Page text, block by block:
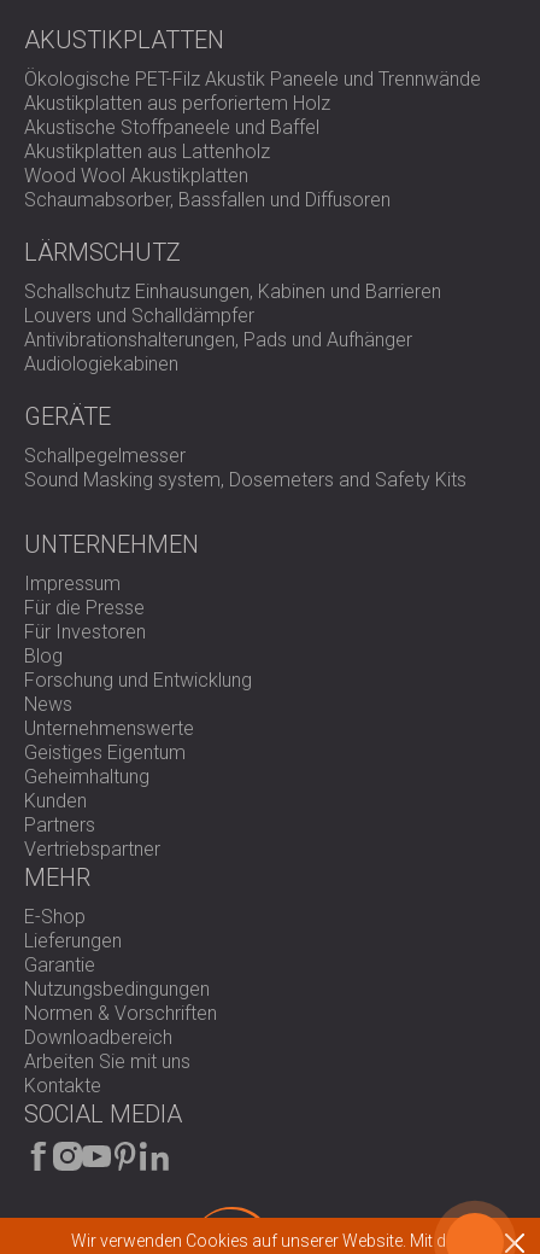
AKUSTIKPLATTEN
Ökologische PET-Filz Akustik Paneele und Trennwände
Akustikplatten aus perforiertem Holz
Akustische Stoffpaneele und Baffel
Akustikplatten aus Lattenholz
Wood Wool Akustikplatten
Schaumabsorber, Bassfallen und Diffusoren
LÄRMSCHUTZ
Schallschutz Einhausungen, Kabinen und Barrieren
Louvers und Schalldämpfer
Antivibrationshalterungen, Pads und Aufhänger
Audiologiekabinen
GERÄTE
Schallpegelmesser
Sound Masking system, Dosemeters and Safety Kits
UNTERNEHMEN
Impressum
Für die Presse
Für Investoren
Blog
Forschung und Entwicklung
News
Unternehmenswerte
Geistiges Eigentum
Geheimhaltung
Kunden
Partners
Vertriebspartner
MEHR
E-Shop
Lieferungen
Garantie
Nutzungsbedingungen
Normen & Vorschriften
Downloadbereich
Arbeiten Sie mit uns
Kontakte
SOCIAL MEDIA
Wir verwenden Cookies auf unserer Website. Mit dem